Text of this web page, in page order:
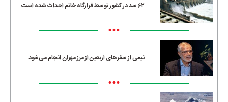
۶۲ سد در کشور توسط قرارگاه خاتم احداث شده است
•••
نیمی از سفرهای اربعین از مرز مهران انجام می‌شود
•••